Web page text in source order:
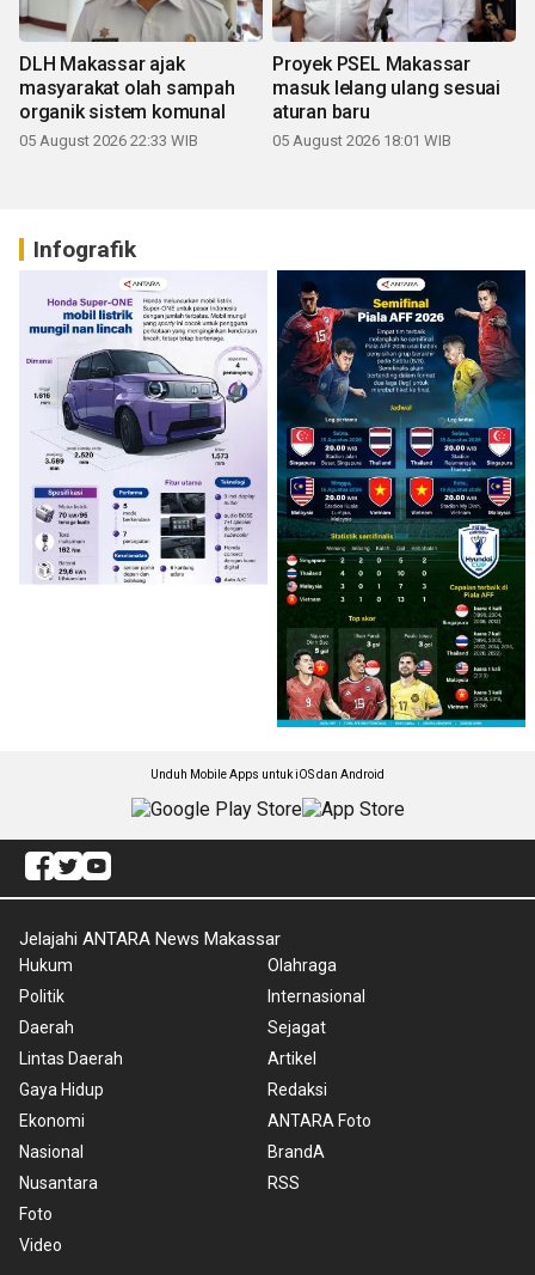
DLH Makassar ajak
masyarakat olah sampah
organik sistem komunal
05 August 2026 22:33 WIB
Proyek PSEL Makassar
masuk lelang ulang sesuai
aturan baru
05 August 2026 18:01 WIB
Infografik
Unduh Mobile Apps untuk iOS dan Android
Jelajahi ANTARA News Makassar
Hukum
Politik
Daerah
Lintas Daerah
Gaya Hidup
Ekonomi
Nasional
Nusantara
Foto
Video
Olahraga
Internasional
Sejagat
Artikel
Redaksi
ANTARA Foto
BrandA
RSS